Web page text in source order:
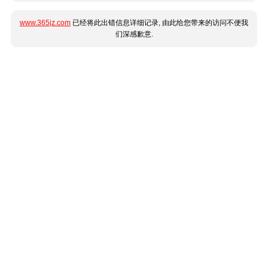
www.365jz.com 已经将此出错信息详细记录, 由此给您带来的访问不便我
们深感歉意.